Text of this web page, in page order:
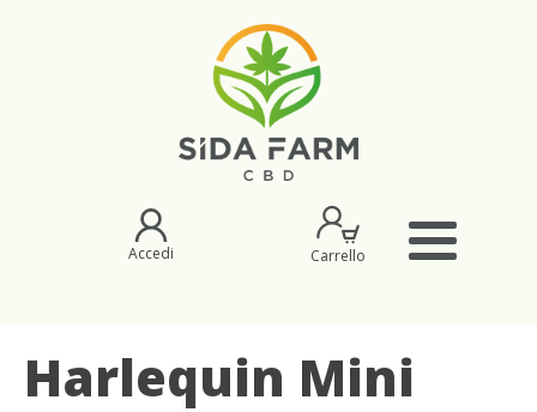
Accedi Carrello
Harlequin Mini